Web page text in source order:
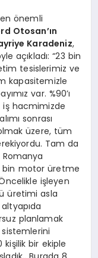
önemli
Otosan’ın
Karadeniz,
açıkladı: “23 bin
tesislerimiz ve
kapasitemizle
var. %90’ı
iş hacmimizde
sonrası
üzere, tüm
Tam da
Romanya
bin motor üretme
işleyen
üretimi asla
planlamak
sistemlerini
kişilik bir ekiple